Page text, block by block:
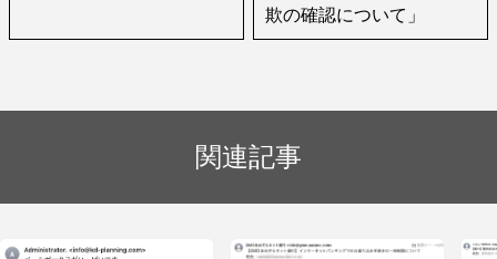
欺の確認について」
関連記事